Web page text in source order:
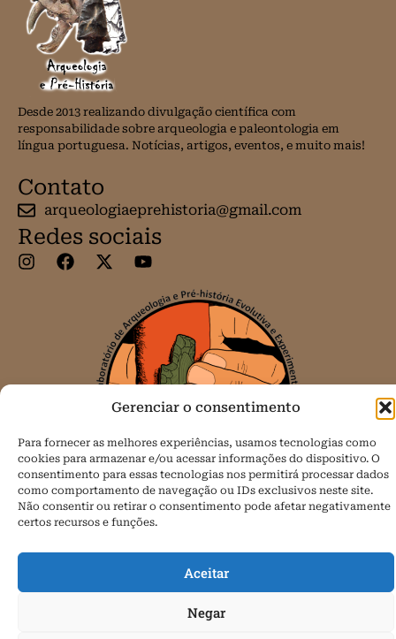
Gerenciar o consentimento
Para fornecer as melhores experiências, usamos tecnologias como
cookies para armazenar e/ou acessar informações do dispositivo. O
consentimento para essas tecnologias nos permitirá processar dados
como comportamento de navegação ou IDs exclusivos neste site.
Não consentir ou retirar o consentimento pode afetar negativamente
certos recursos e funções.
Aceitar
Negar
Desde 2013 realizando divulgação científica com
responsabilidade sobre arqueologia e paleontologia em
língua portuguesa. Notícias, artigos, eventos, e muito mais!
Contato
arqueologiaeprehistoria@gmail.com
Redes sociais
Todos os direitos reservados.
Política de Cookies (BR)